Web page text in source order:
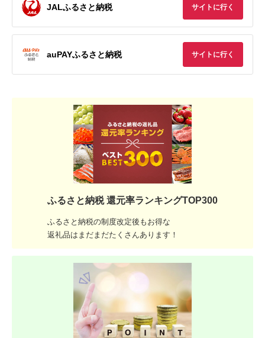
JALふるさと納税 サイトに行く
auPAYふるさと納税 サイトに行く
ふるさと納税 還元率ランキングTOP300
ふるさと納税の制度改定後もお得な
返礼品はまだまだたくさんあります！